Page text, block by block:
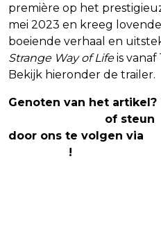
première op het
mei 2023 en kreeg
boeiende verhaal en
Strange Way of Lifeis vanaf
Bekijk hieronder de trailer.
Genoten van het
of steun
door ons te volgen via
!